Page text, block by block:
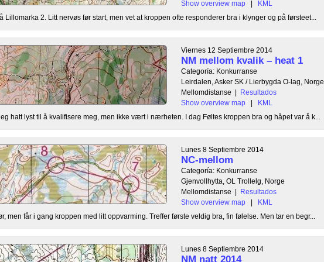
Show overview map |
KML
Lillomarka 2. Litt nervøs før start, men vet at kroppen ofte responderer bra i klynger og på førsteet...
Viernes 12 Septiembre 2014
NM mellom kvalik – heat 1
Categoría: Konkurranse
Leirdalen, Asker SK / Lierbygda O-lag, Norge
Mellomdistanse | Resultados
Show overview map
|
KML
hatt lyst til å kvalifisere meg, men ikke vært i nærheten. I dag Føltes kroppen bra og håpet var å k...
Lunes 8 Septiembre 2014
NC-mellom
Categoría: Konkurranse
Gjenvollhytta, OL Trollelg, Norge
Mellomdistanse | Resultados
Show overview map
|
KML
men får i gang kroppen med litt oppvarming. Treffer første veldig bra, fin følelse. Men tar en begr...
Lunes 8 Septiembre 2014
NM natt 2014